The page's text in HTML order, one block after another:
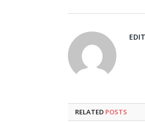
RELATED POSTS